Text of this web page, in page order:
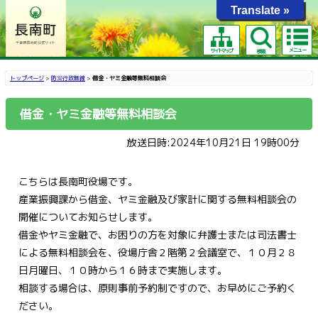
サイトマップ 検索 メニュー
トップページ > 防災行政無線 > 借金・ヤミ金融等無料相談会
借金・ヤミ金融等無料相談会
放送日時:2024年10月21日 19時00分
こちらは長南町役場です。
産業振興課から借金、ヤミ金融及び家計に関する無料相談会の
開催についてお知らせします。
借金やヤミ金融で、お困りの方を対象に弁護士または司法書士
による無料相談会を、役場庁舎２階第２会議室で、１０月２８
日月曜日、１０時から１６時まで実施します。
相談する場合は、原則事前予約制ですので、お早めにご予約く
ださい。
Translate »